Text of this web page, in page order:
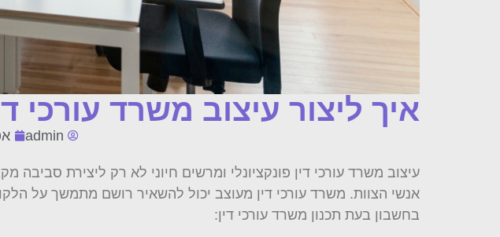
איך ליצור עיצוב משרד עורכי
admin
עיצוב משרד עורכי דין פונקציונלי ומרשים חיוני לא רק ליצירת
אנשי הצוות. משרד עורכי דין מעוצב יכול להשאיר רושם מתמשך על
בחשבון בעת ​​תכנון משרד עורכי דין: